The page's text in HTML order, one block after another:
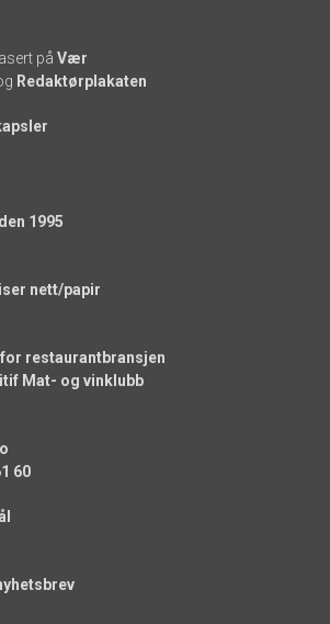
på Vær
Redaktørplakaten
1995
nett/papir
restaurantbransjen
Mat- og vinklubb
60